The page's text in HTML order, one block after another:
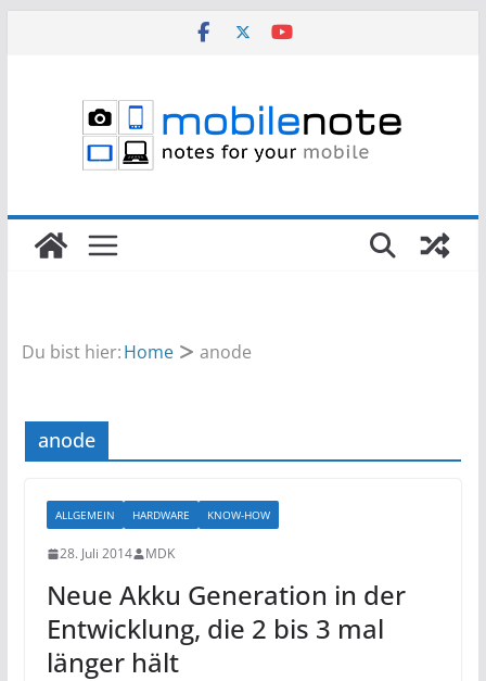
Du bist hier:Home anode
anode
ALLGEMEIN HARDWARE KNOW-HOW
28. Juli 2014 MDK
Neue Akku Generation in der
Entwicklung, die 2 bis 3 mal
länger hält